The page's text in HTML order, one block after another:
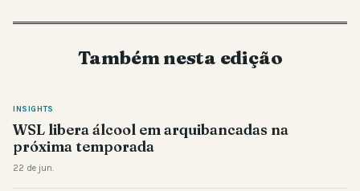
Também nesta edição
INSIGHTS
WSL libera álcool em arquibancadas na
próxima temporada
22 de jun.